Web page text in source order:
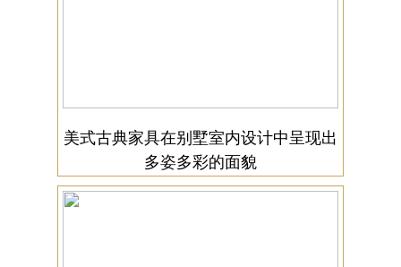
美式古典家具在别墅室内设计中呈现出
多姿多彩的面貌